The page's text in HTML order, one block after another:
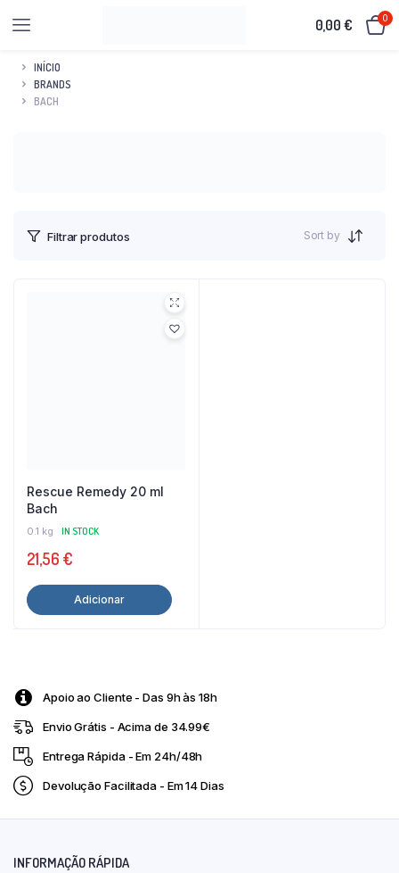
0,00€ 0
INÍCIO
BRANDS
BACH
Filtrar produtos Sort by
Rescue Remedy 20 ml
Bach
0.1 kg IN STOCK
21,56 €
Adicionar
Apoio ao Cliente - Das 9h às 18h
Envio Grátis - Acima de 34.99€
Entrega Rápida - Em 24h/48h
Devolução Facilitada - Em 14 Dias
INFORMAÇÃO RÁPIDA